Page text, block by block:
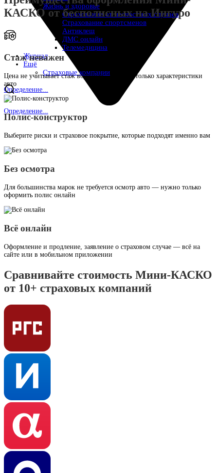
Определение...
Определение...
Жизнь и здоровье
Страхование от несчастных случаев
Страхование спортсменов
Антиклещ
ДМС онлайн
Телемедицина
Журнал
Ещё
Страховые компании
КАСКО от бесполисных на Ингуро
Стаж неважен
Цена не учитывает стаж водителя — важны только характеристики
авто
Полис-конструктор
Выберите риски и страховое покрытие, которые подходят именно вам
Без осмотра
Для большинства марок не требуется осмотр авто — нужно только
оформить полис онлайн
Всё онлайн
Оформление и продление, заявление о страховом случае — всё на
сайте или в мобильном приложении
Сравнивайте стоимость Мини-КАСКО
от 10+ страховых компаний